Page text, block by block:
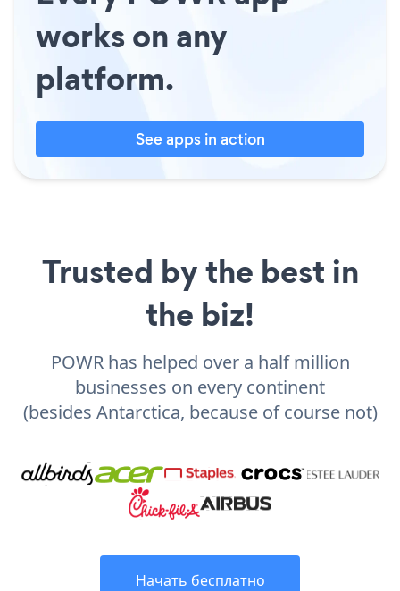
works on any
platform.
See apps in action
Trusted by the best in
the biz!
POWR has helped over a half million
businesses on every continent
(besides Antarctica, because of course not)
Начать бесплатно